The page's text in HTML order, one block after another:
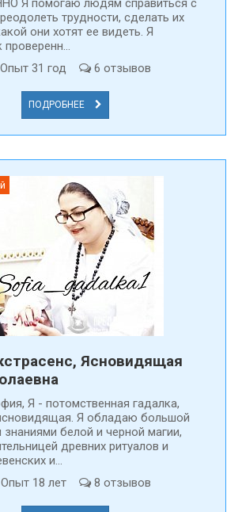
Я помогаю людям справиться с
трудности, сделать их
они хотят ее видеть. Я
Опыт 31 год 6 отзывов
ПОДРОБНЕЕ
Ясновидящая
Я - потомственная гадалка,
Я обладаю большой
белой и черной магии,
древних ритуалов и
и...
Опыт 18 лет 8 отзывов